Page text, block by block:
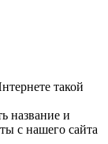
такой
название и
с нашего сайта